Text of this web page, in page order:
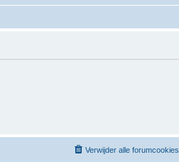
Verwijder alle forumcookies